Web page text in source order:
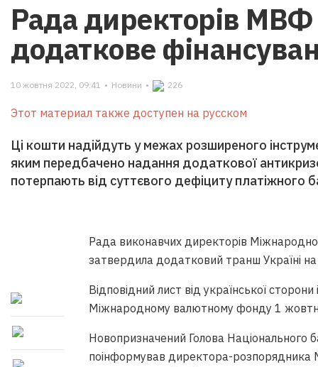
Рада директорів
додаткове
10 жовтня 2022, 09:41 • Новини • 226
Этот материал также доступен на русском
Ці кошти надійдуть у межах розширеного
яким передбачено надання додаткової
потерпають від суттєвого дефіциту платіжного
Рада виконавчих директорів
затвердила додатковий транш Україні
Відповідний лист від української
Міжнародному валютному фонду 1
Новопризначений Голова Національного
поінформував директора-розпорядника